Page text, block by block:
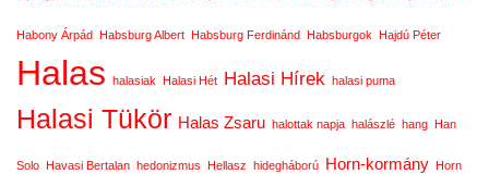
Habony Árpád Habsburg Albert Habsburg Ferdinánd Habsburgok Hajdú Péter
Halas halasiak Halasi Hét Halasi Hírek halasi puma
Halasi Tükör Halas Zsaru halottak napja halászlé hang Han
Solo Havasi Bertalan hedonizmus Hellasz hidegháború Horn-kormány Horn